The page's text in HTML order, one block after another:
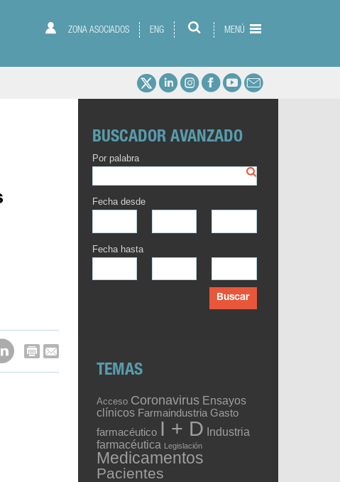
ZONA ASOCIADOS ENG MENÚ
BUSCADOR AVANZADO
Por palabra
Fecha desde
Fecha hasta
Buscar
TEMAS
Acceso Coronavirus Ensayos
clínicos Farmaindustria Gasto
farmacéutico I + D Industria
farmacéutica Legislación
Medicamentos
Pacientes